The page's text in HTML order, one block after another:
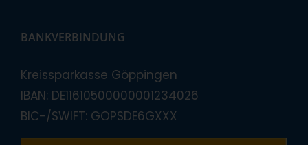
BANKVERBINDUNG
Kreissparkasse Göppingen
IBAN: DE11610500000001234026
BIC-/SWIFT: GOPSDE6GXXX